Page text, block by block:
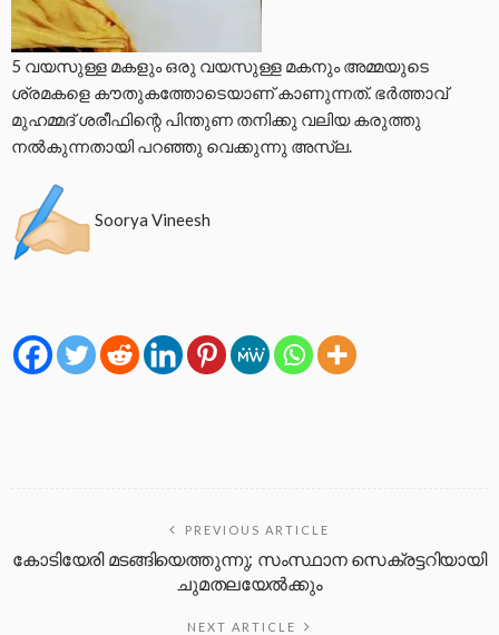
5 വയസുള്ള മകളും ഒരു വയസുള്ള മകനും അമ്മയുടെ
ശ്രമകളെ കൗതുകത്തോടെയാണ് കാണുന്നത്. ഭർത്താവ്
മുഹമ്മദ്‌ ശരീഫിന്റെ പിന്തുണ തനിക്കു വലിയ കരുത്തു
നൽകുന്നതായി പറഞ്ഞു വെക്കുന്നു അസ്‌ല.
Soorya Vineesh
PREVIOUS ARTICLE
കോടിയേരി മടങ്ങിയെത്തുന്നു; സംസ്ഥാന സെക്രട്ടറിയായി
ചുമതലയേൽക്കും
NEXT ARTICLE